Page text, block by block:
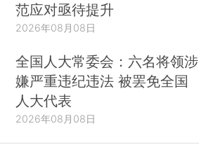
范应对亟待提升
2026年08月08日
全国人大常委会：六名将领涉
嫌严重违纪违法 被罢免全国
人大代表
2026年08月08日